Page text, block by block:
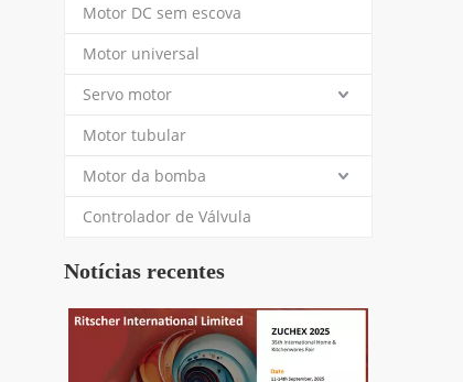
Motor DC sem escova
Motor universal
Servo motor
Motor tubular
Motor da bomba
Controlador de Válvula
Notícias recentes